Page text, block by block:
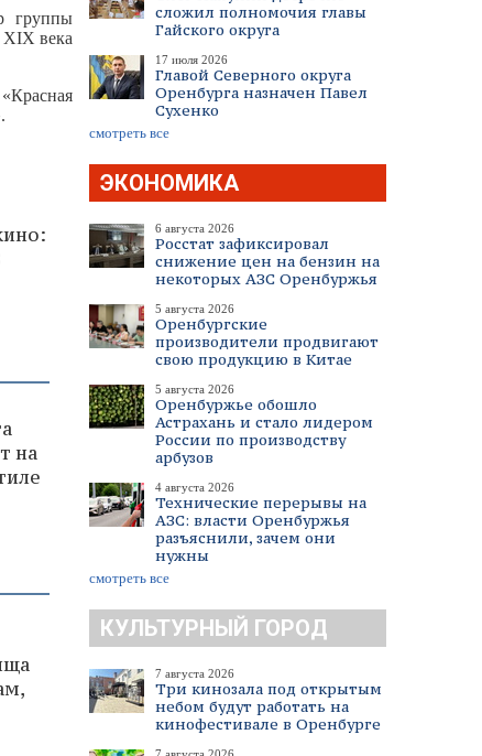
сложил полномочия главы
Гайского округа
17 июля 2026
Главой Северного округа
Оренбурга назначен Павел
Сухенко
смотреть все
ЭКОНОМИКА
6 августа 2026
Росстат зафиксировал
снижение цен на бензин на
некоторых АЗС Оренбуржья
5 августа 2026
Оренбургские
производители продвигают
свою продукцию в Китае
5 августа 2026
Оренбуржье обошло
Астрахань и стало лидером
России по производству
арбузов
4 августа 2026
Технические перерывы на
АЗС: власти Оренбуржья
разъяснили, зачем они
нужны
смотреть все
КУЛЬТУРНЫЙ ГОРОД
7 августа 2026
Три кинозала под открытым
небом будут работать на
кинофестивале в Оренбурге
группы
XIX века
на